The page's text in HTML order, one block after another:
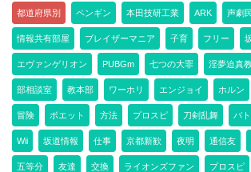
都道府県別 ペンギン 本田技研工業 ARK 声劇
情報共有部屋 ブレイザーマニア 子育 フリー
エヴァンゲリオン PUBGm 七つの大罪 淫夢迫真
部相談室 教本部 ワーホリ エンジョイ ホルン
冒険 ボエット 方法 プロスピ 刀剣乱舞 バ
Wii 坂道情報 仕事 京都新歓 夜明 通信友
五等分 友達 交換 ライオンズファン プロスピ